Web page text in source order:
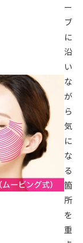
ー
ブ
に
沿
い
な
が
ら
気
に
な
る
箇
所
を
重